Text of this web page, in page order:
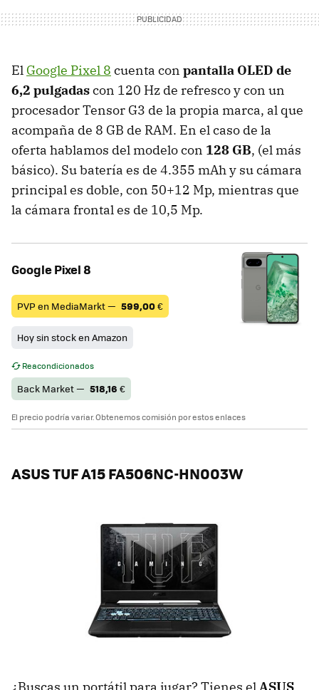
El Google Pixel 8 cuenta con pantalla OLED de
6,2 pulgadascon 120 Hz de refresco y con un
procesador Tensor G3 de la propia marca, al que
acompaña de 8 GB de RAM. En el caso de la
oferta hablamos del modelo con 128 GB, (el más
básico). Su batería es de 4.355 mAh y su cámara
principal es doble, con 50+12 Mp, mientras que
la cámara frontal es de 10,5 Mp.
Google Pixel 8
PVP en MediaMarkt — 599,00€
Hoy sin stock en Amazon
Reacondicionados
Back Market — 518,16 €
El precio podría variar. Obtenemos comisión por estos enlaces
ASUS TUF A15 FA506NC-HN003W